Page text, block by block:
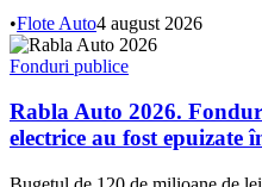
•Flote Auto4 august 2026
Fonduri publice
Rabla Auto 2026.
electrice au fost epuizate